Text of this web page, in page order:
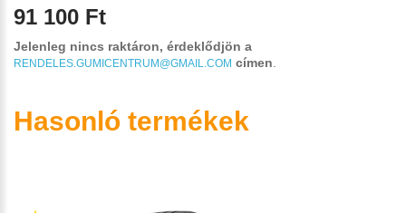
91 100 Ft
Jelenleg nincs raktáron, érdeklődjön a
RENDELES.GUMICENTRUM@GMAIL.COM címen
Hasonló termékek